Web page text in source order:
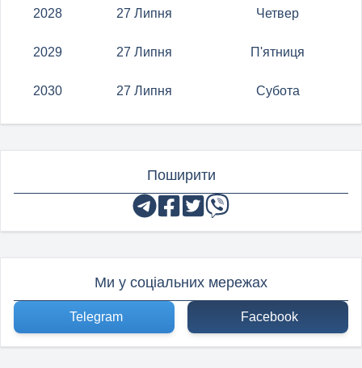
2028 27 Липня Четвер
2029 27 Липня П'ятниця
2030 27 Липня Субота
Поширити
Ми у соціальних мережах
Telegram Facebook